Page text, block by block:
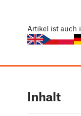
Artikel ist auch
Inhalt